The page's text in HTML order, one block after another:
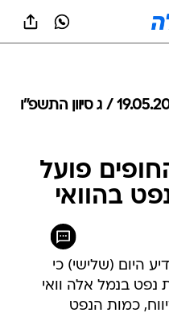
פועל
בהוואי
היום (שלישי) כי
נפט בנמל אלה וואי
כמות הנפט